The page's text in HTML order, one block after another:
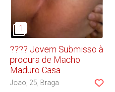
???? Jovem Submisso à
procura de Macho
Maduro Casa
Joao 25 Braga